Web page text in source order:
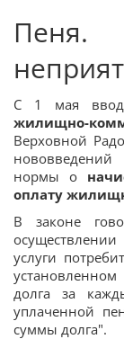
С 1 мая
жилищно-
Верховной
нововведений
нормы о
оплату
В законе
услуги
долга за
уплаченной
суммы долга".